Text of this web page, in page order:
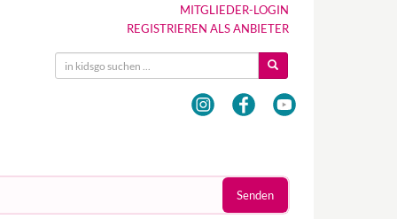
MITGLIEDER-LOGIN
REGISTRIEREN ALS ANBIETER
Senden